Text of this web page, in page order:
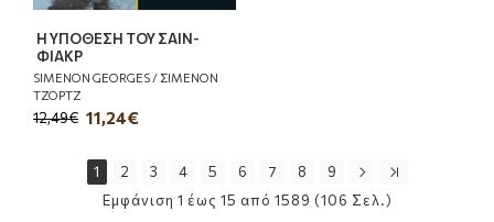
Η ΥΠΟΘΕΣΗ ΤΟΥ ΣΑΙΝ-
ΦΙΑΚΡ
SIMENON GEORGES / ΣΙΜΕΝΟΝ
ΤΖΟΡΤΖ
11,24€
12,49€
1 2 3 4 5 6 7 8
9
Εμφάνιση 1 έως 15 από 1589 (106 Σελ.)